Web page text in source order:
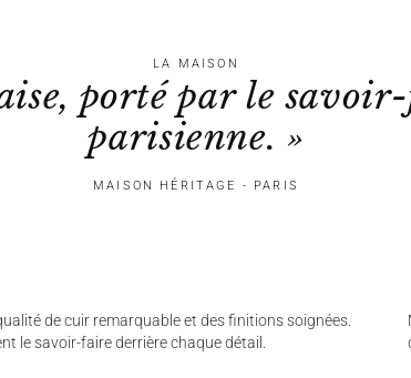
LA MAISON
porté par le
parisienne. »
MAISON HÉRITAGE - PARIS
de cuir remarquable et des finitions soignées.
le savoir-faire derrière chaque détail.